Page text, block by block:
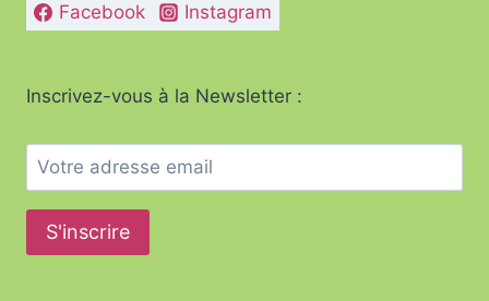
Facebook Instagram
Inscrivez-vous à la Newsletter :